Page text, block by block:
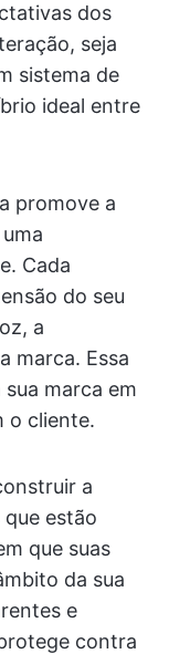
dos
seja
sistema de
ideal entre
promove a
Cada
do seu
a
marca. Essa
marca em
o cliente.
a
estão
que suas
da sua
e
contra